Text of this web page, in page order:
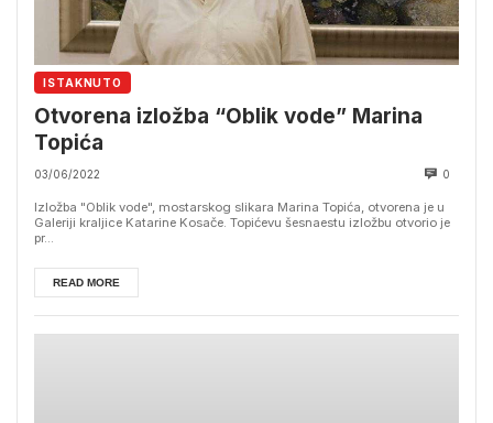
ISTAKNUTO
Otvorena izložba “Oblik vode” Marina
Topića
03/06/2022 0
Izložba "Oblik vode", mostarskog slikara Marina Topića, otvorena je u
Galeriji kraljice Katarine Kosače. Topićevu šesnaestu izložbu otvorio je
pr...
READ MORE